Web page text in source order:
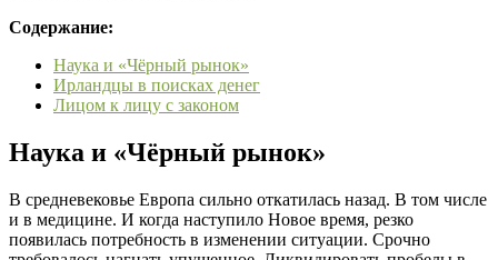
Содержание:
Наука и «Чёрный рынок»
Ирландцы в поисках денег
Лицом к лицу с законом
Наука и «Чёрный рынок»
В средневековье Европа сильно откатилась назад. В том числе
и в медицине. И когда наступило Новое время, резко
появилась потребность в изменении ситуации. Срочно